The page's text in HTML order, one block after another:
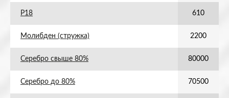
Р18 610
Молибден (стружка) 2200
Серебро свыше 80% 80000
Серебро до 80% 70500